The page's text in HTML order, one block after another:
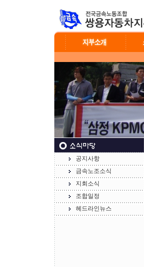
공지사항
금속노조소식
지회소식
조합일정
헤드라인뉴스